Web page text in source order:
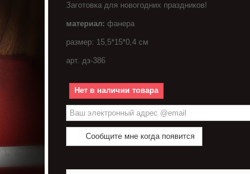
Заготовка для новогодних праздников!
материал: фанера
размер: 15,5*15*0,4 см
арт. дз-386
Нет в наличии товара
Сообщите мне когда появится